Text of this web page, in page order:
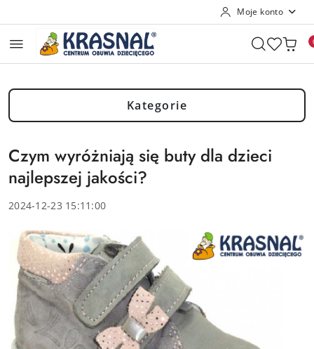
Moje konto
Kategorie
Czym wyróżniają się buty dla dzieci
najlepszej jakości?
2024-12-23 15:11:00